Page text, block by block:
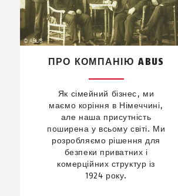
ПРО КОМПАНІЮ ABUS
Як сімейний бізнес, ми
маємо коріння в Німеччині,
але наша присутність
поширена у всьому світі. Ми
розробляємо рішення для
безпеки приватних і
комерційних структур із
1924 року.